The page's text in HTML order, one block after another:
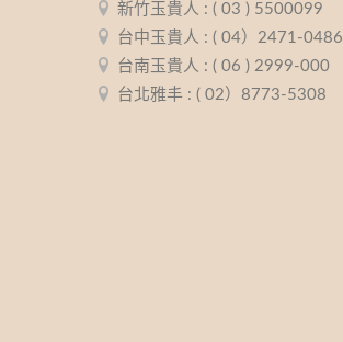
新竹玉貴人 : ( 03 ) 5500099
台中玉貴人 : ( 04）2471-0486
台南玉貴人 : ( 06 ) 2999-000
台北雅丰 : ( 02）8773-5308